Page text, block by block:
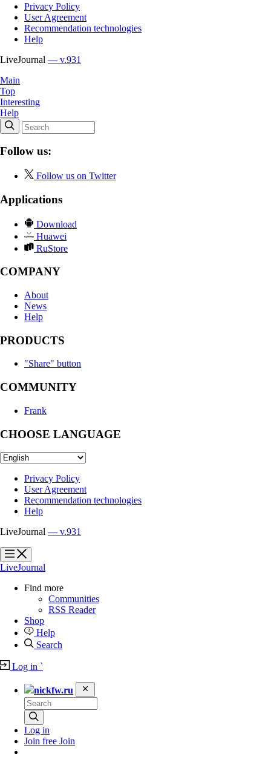
Privacy Policy
User Agreement
Recommendation technologies
Help
LiveJournal — v.931
Main
Top
Interesting
Help
Follow us:
Follow us on Twitter
Applications
Download
Huawei
RuStore
COMPANY
About
News
Help
PRODUCTS
"Share" button
COMMUNITY
Frank
CHOOSE LANGUAGE
Privacy Policy
User Agreement
Recommendation technologies
Help
LiveJournal — v.931
?
?
LiveJournal
Find more
Communities
RSS Reader
Shop
Help
Search
Log in `
nickfw.ru
Log in
Join free Join